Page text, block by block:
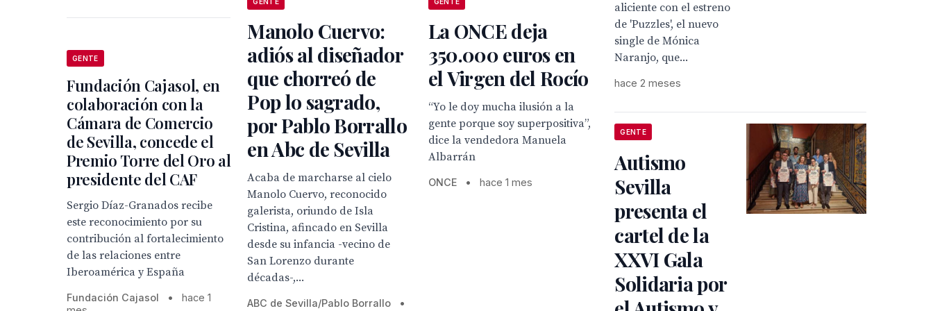
Manolo Cuervo:
adiós al diseñador
que chorreó de
Pop lo sagrado,
por Pablo Borrallo
en Abc de Sevilla
Acaba de marcharse al cielo
Manolo Cuervo, reconocido
galerista, oriundo de Isla
Cristina, afincado en Sevilla
desde su infancia -vecino de
San Lorenzo durante
décadas-,...
ABC de Sevilla/Pablo Borrallo
•
La ONCE deja
350.000 euros en
el Virgen del Rocío
“Yo le doy mucha ilusión a la
gente porque soy superpositiva”,
dice la vendedora Manuela
Albarrán
ONCE • hace 1 mes
GENTE
Fundación Cajasol, en
colaboración con la
Cámara de Comercio
de Sevilla, concede el
Premio Torre del Oro al
presidente del CAF
Sergio Díaz-Granados recibe
este reconocimiento por su
contribución al fortalecimiento
de las relaciones entre
Iberoamérica y España
Fundación Cajasol •
hace 1
aliciente con el estreno
de 'Puzzles', el nuevo
single de Mónica
Naranjo, que...
hace 2 meses
GENTE
Autismo
Sevilla
presenta el
cartel de la
XXVI Gala
Solidaria por